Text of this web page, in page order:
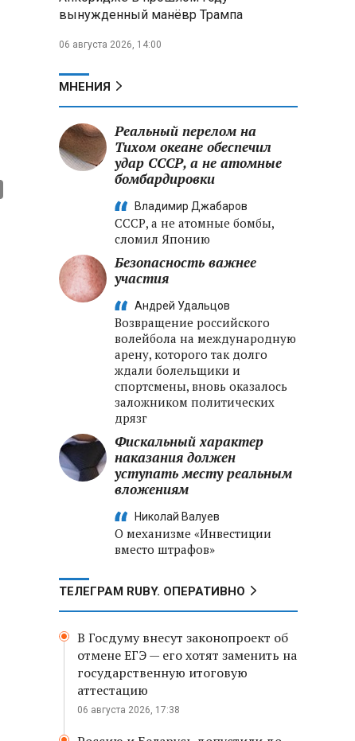
вынужденный манёвр Трампа
06 августа 2026, 14:00
МНЕНИЯ
Реальный перелом на
Тихом океане обеспечил
удар СССР, а не атомные
бомбардировки
Владимир Джабаров
СССР, а не атомные бомбы,
сломил Японию
Безопасность важнее
участия
Андрей Удальцов
Возвращение российского
волейбола на международную
арену, которого так долго
ждали болельщики и
спортсмены, вновь оказалось
заложником политических
дрязг
Фискальный характер
наказания должен
уступать месту реальным
вложениям
Николай Валуев
О механизме «Инвестиции
вместо штрафов»
ТЕЛЕГРАМ RUBY. ОПЕРАТИВНО
В Госдуму внесут законопроект об
отмене ЕГЭ — его хотят заменить на
государственную итоговую
аттестацию
06 августа 2026, 17:38